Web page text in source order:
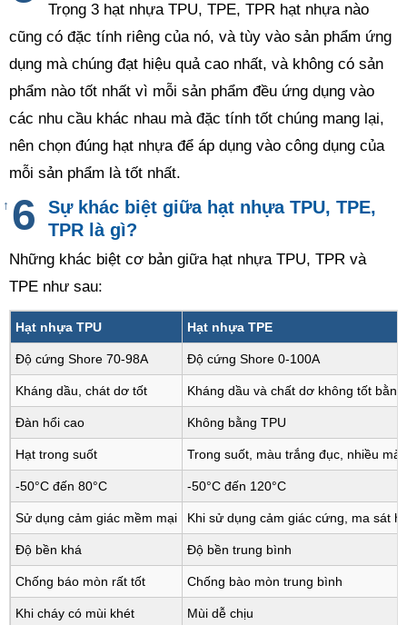
Trọng 3 hạt nhựa TPU, TPE, TPR hạt nhựa nào
cũng có đặc tính riêng của nó, và tùy vào sản phẩm ứng
dụng mà chúng đạt hiệu quả cao nhất, và không có sản
phẩm nào tốt nhất vì mỗi sản phẩm đều ứng dụng vào
các nhu cầu khác nhau mà đặc tính tốt chúng mang lại,
nên chọn đúng hạt nhựa để áp dụng vào công dụng của
mỗi sản phẩm là tốt nhất.
↑
Sự khác biệt giữa hạt nhựa TPU, TPE,
TPR là gì?
Những khác biệt cơ bản giữa hạt nhựa TPU, TPR và
TPE như sau:
Hạt nhựa TPU Hạt nhựa TPE
Độ cứng Shore 70-98A Độ cứng Shore 0-100A
Kháng dầu, chát dơ tốt Kháng dầu và chất dơ không tốt bằng
Đàn hổi cao Không bằng TPU
Hạt trong suốt Trong suốt, màu trắng đục, nhiều màu
-50°C đến 80°C -50°C đến 120°C
Sử dụng cảm giác mềm mại Khi sử dụng cảm giác cứng, ma sát
Độ bền khá Độ bền trung bình
Chống báo mòn rất tốt Chống bào mòn trung bình
Khi cháy có mùi khét Mùi dễ chịu